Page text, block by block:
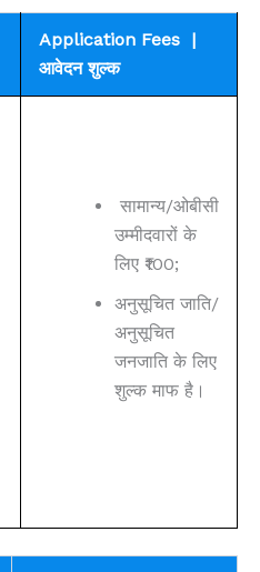
Application Fees |
आवेदन शुल्क
सामान्य/ओबीसी
उम्मीदवारों के
लिए ₹100;
अनुसूचित जाति/
अनुसूचित
जनजाति के लिए
शुल्क माफ है।